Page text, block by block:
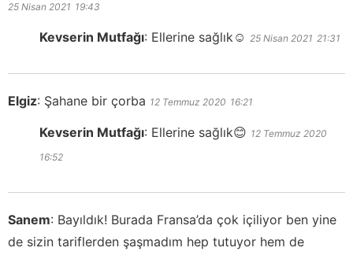
25 Nisan 2021 19:43
Kevserin Mutfağı: Ellerine sağlık☺️ 25 Nisan 2021 21:31
Elgiz: Şahane bir çorba 12 Temmuz 2020 16:21
Kevserin Mutfağı: Ellerine sağlık😊 12 Temmuz 2020
16:52
Sanem: Bayıldık! Burada Fransa’da çok içiliyor ben yine
de sizin tariflerden şaşmadım hep tutuyor hem de